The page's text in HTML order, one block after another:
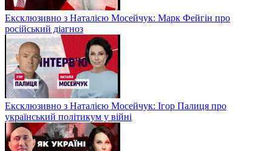
Ексклюзивно з Наталією Мосейчук: Марк Фейгін про
російський діагноз
Ексклюзивно з Наталією Мосейчук: Ігор Палиця про
український політикум у війні